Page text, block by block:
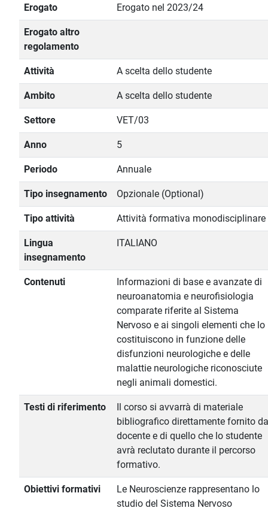
Erogato Erogato nel 2023/24
Erogato altro
regolamento
Attività A scelta dello studente
Ambito A scelta dello studente
Settore VET/03
Anno 5
Periodo Annuale
Tipo insegnamento Opzionale (Optional)
Tipo attività Attività formativa monodisciplinare
Lingua
insegnamento
ITALIANO
Contenuti
Informazioni di base e avanzate di
neuroanatomia e neurofisiologia
comparate riferite al Sistema
Nervoso e ai singoli elementi che lo
costituiscono in funzione delle
disfunzioni neurologiche e delle
malattie neurologiche riconosciute
negli animali domestici.
Testi di riferimento
Il corso si avvarrà di materiale
bibliografico direttamente fornito
docente e di quello che lo studente
avrà reclutato durante il percorso
formativo.
Obiettivi formativi
Le Neuroscienze rappresentano lo
studio del Sistema Nervoso